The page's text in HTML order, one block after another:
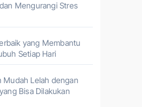
Mengurangi Stres
yang Membantu
Setiap Hari
Mudah Lelah dengan
Bisa Dilakukan